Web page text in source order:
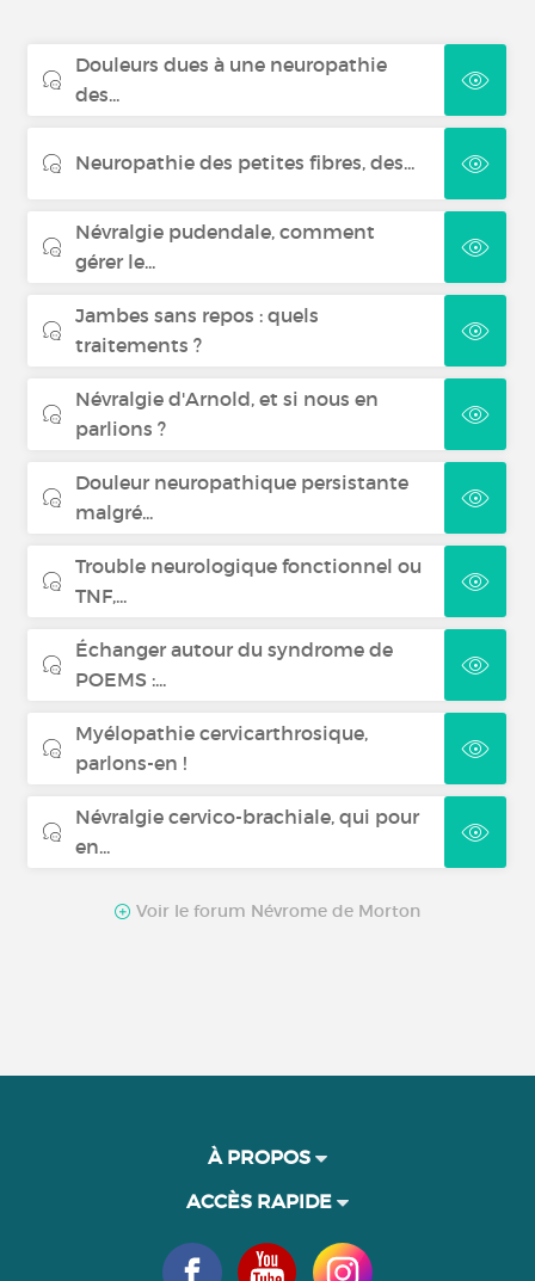
Douleurs dues à une neuropathie
des...
Neuropathie des petites fibres, des...
Névralgie pudendale, comment
gérer le...
Jambes sans repos : quels
traitements ?
Névralgie d'Arnold, et si nous en
parlions ?
Douleur neuropathique persistante
malgré...
Trouble neurologique fonctionnel ou
TNF,...
Échanger autour du syndrome de
POEMS :...
Myélopathie cervicarthrosique,
parlons-en !
Névralgie cervico-brachiale, qui pour
en...
Voir le forum Névrome de Morton
À PROPOS
ACCÈS RAPIDE